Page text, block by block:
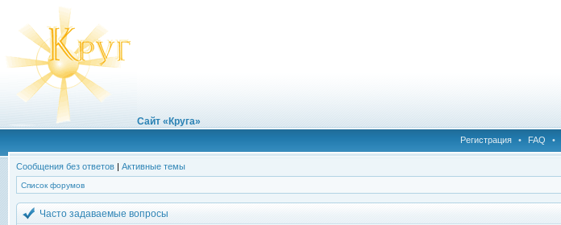
Сайт «Круга»
Регистрация • FAQ •
Сообщения без ответов | Активные темы
Список форумов
Часто задаваемые вопросы